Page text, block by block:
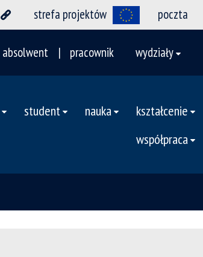
strefa projektów poczta
absolwent pracownik wydziały
student nauka
kształcenie
współpraca